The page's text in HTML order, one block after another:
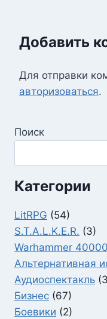
Добавить
Для отправки
авторизоваться.
Поиск
Категории
LitRPG (54)
S.T.A.L.K.E.R. (3)
Warhammer 40000
Альтернативная
Аудиоспектакль
Бизнес (67)
Боевики (2)